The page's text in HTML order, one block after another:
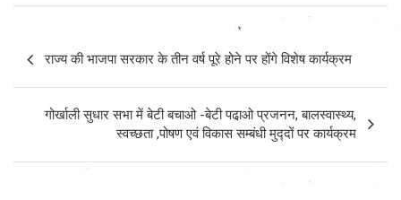
navigation
राज्य की भाजपा सरकार के तीन वर्ष पूरे होने पर होंगे विशेष कार्यक्रम
गोर्खाली सुधार सभा में बेटी बचाओ -बेटी पढा़ओ प्रजनन, बालस्‍वास्‍थ्‍य,
स्‍वच्‍छता ,पोषण एवं विकास सम्‍बंधी मुद्‍दों पर कार्यक्रम